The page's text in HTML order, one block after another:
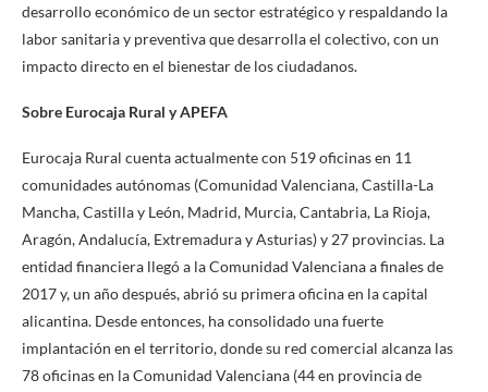
desarrollo económico de un sector estratégico y respaldando la
labor sanitaria y preventiva que desarrolla el colectivo, con un
impacto directo en el bienestar de los ciudadanos.
Sobre Eurocaja Rural y APEFA
Eurocaja Rural cuenta actualmente con 519 oficinas en 11
comunidades autónomas (Comunidad Valenciana, Castilla-La
Mancha, Castilla y León, Madrid, Murcia, Cantabria, La Rioja,
Aragón, Andalucía, Extremadura y Asturias) y 27 provincias. La
entidad financiera llegó a la Comunidad Valenciana a finales de
2017 y, un año después, abrió su primera oficina en la capital
alicantina. Desde entonces, ha consolidado una fuerte
implantación en el territorio, donde su red comercial alcanza las
78 oficinas en la Comunidad Valenciana (44 en provincia de